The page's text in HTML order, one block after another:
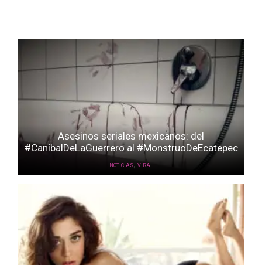
Asesinos seriales mexicanos: del
#CaníbalDeLaGuerrero al #MonstruoDeEcatepec
NOTICIAS, VIRAL